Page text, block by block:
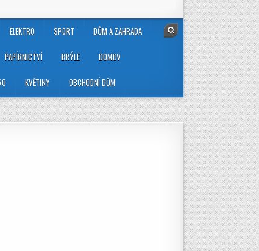
ELEKTRO SPORT DŮM A ZAHRADA
PAPÍRNICTVÍ BRÝLE DOMOV
KVĚTINY OBCHODNÍ DŮM